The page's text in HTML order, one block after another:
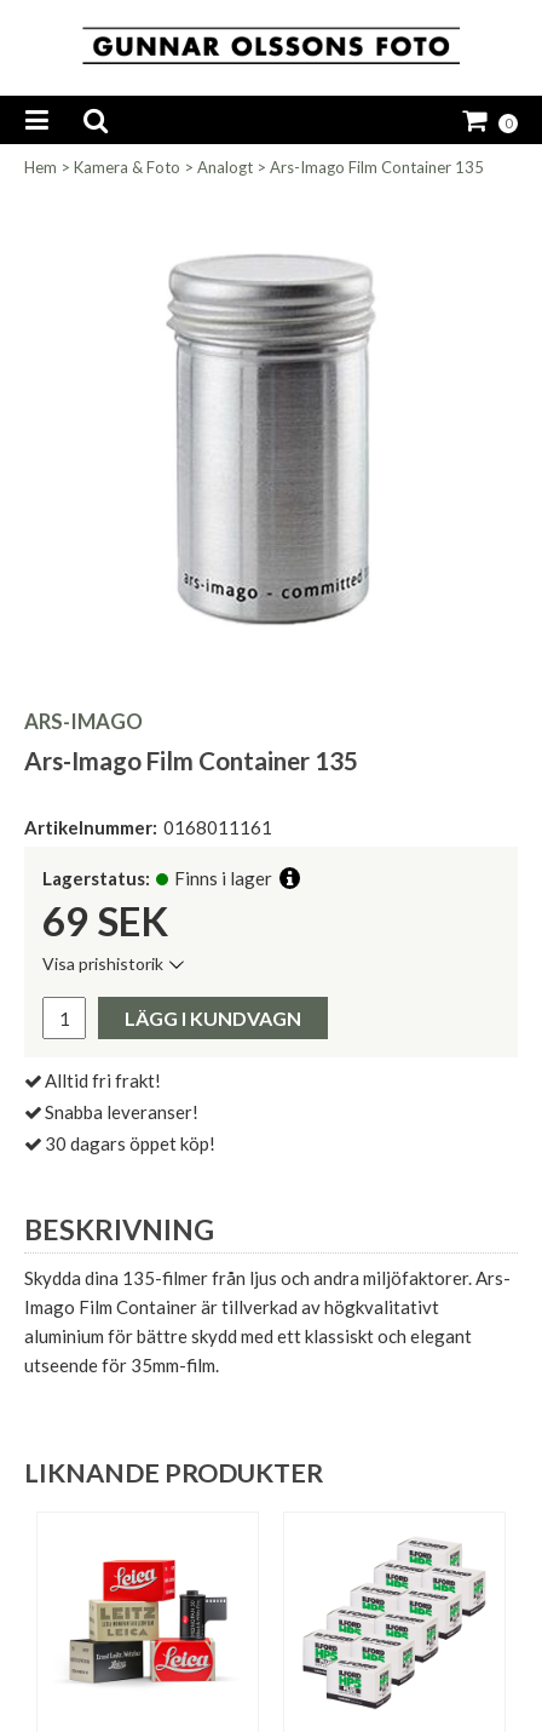
0
Hem > Kamera & Foto > Analogt > Ars-Imago Film Container 135
ARS-IMAGO
Ars-Imago Film Container 135
Artikelnummer: 0168011161
Lagerstatus: Finns i lager
69 SEK
Visa prishistorik
Pris:
LÄGG I KUNDVAGN
Alltid fri frakt!
Snabba leveranser!
30 dagars öppet köp!
BESKRIVNING
Skydda dina 135-filmer från ljus och andra miljöfaktorer. Ars-
Imago Film Container är tillverkad av högkvalitativt
aluminium för bättre skydd med ett klassiskt och elegant
utseende för 35mm-film.
LIKNANDE PRODUKTER